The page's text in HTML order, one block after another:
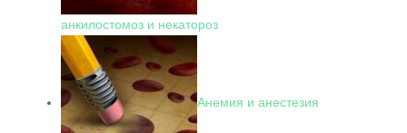
анкилостомоз и некатороз
Анемия и анестезия